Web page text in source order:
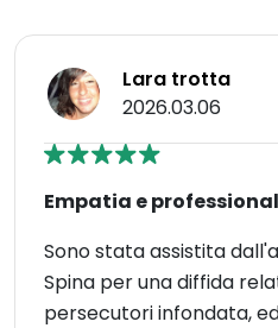
Lara trotta
2026.03.06
Empatia e
Sono stata assistita
Spina per una diffida
persecutori infondata,